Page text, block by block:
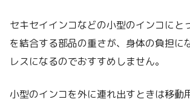
セキセイインコなどの小型のインコにと
を結合する部品の重さが、身体の負担に
レスになるのでおすすめしません。
小型のインコを外に連れ出すときは移動